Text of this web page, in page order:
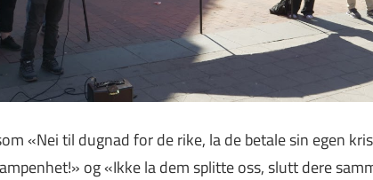
«Nei til dugnad for de rike, la de betale sin egen
og «Ikke la dem splitte oss, slutt dere